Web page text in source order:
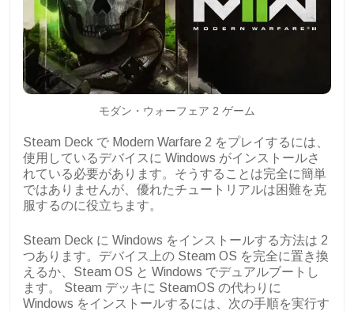
モダン・ウォーフェア 2 ゲーム
Steam Deck で Modern Warfare 2 をプレイするには、
使用しているデバイスに Windows がインストールさ
れている必要があります。そうすることは完全に簡単
ではありませんが、優れたチュートリアルは困難を克
服するのに役立ちます。
Steam Deck に Windows をインストールする方法は 2
つあります。デバイス上の Steam OS を完全に置き換
えるか、Steam OS と Windows でデュアルブートし
ます。 Steam デッキに SteamOS の代わりに
Windows をインストールするには、次の手順を実行す